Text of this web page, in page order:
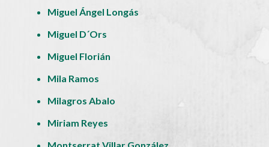
Miguel Ángel Longás
Miguel D´Ors
Miguel Florián
Mila Ramos
Milagros Abalo
Miriam Reyes